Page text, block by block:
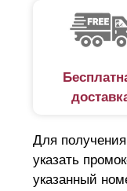
Для
указать
указанный